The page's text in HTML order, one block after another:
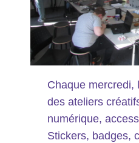
Chaque mercredi,
des ateliers
numérique,
Stickers, badges,